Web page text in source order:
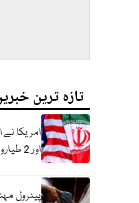
تازہ ترین
اور 2 طیاروں پر عائد پابندیاں ختم کر دیں
پیٹرول